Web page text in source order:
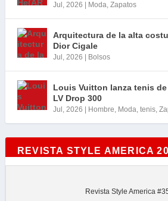
Jul, 2026 Moda, Zapatos
Arquitectura de la alta
Dior Cigale
Jul, 2026 Bolsos
Louis Vuitton lanza tenis
LV Drop 300
Jul, 2026 Hombre, Moda, tenis,
REVISTA STYLE AMERICA
Revista Style America